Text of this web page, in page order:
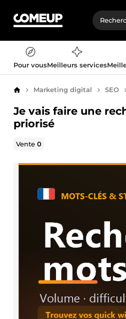
Pour vousMeilleurs services
AccueilMarketing digital SEO
Je vais faire une
priorisé
Vente0